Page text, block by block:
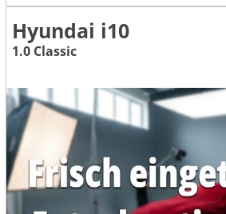
Hyundai i10
1.0 Classic